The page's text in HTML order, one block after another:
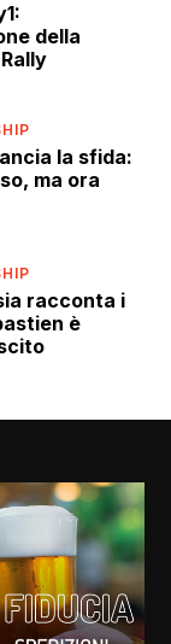
della
la sfida:
ma ora
racconta i
è